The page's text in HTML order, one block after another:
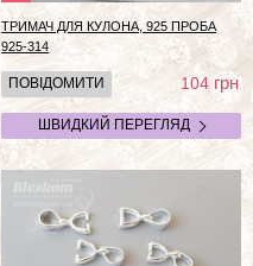
ТРИМАЧ ДЛЯ КУЛОНА, 925 ПРОБА
925-314
ПОВІДОМИТИ 104грн
ШВИДКИЙ ПЕРЕГЛЯД